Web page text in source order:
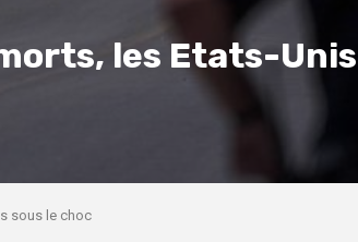
les Etats-
sous le choc